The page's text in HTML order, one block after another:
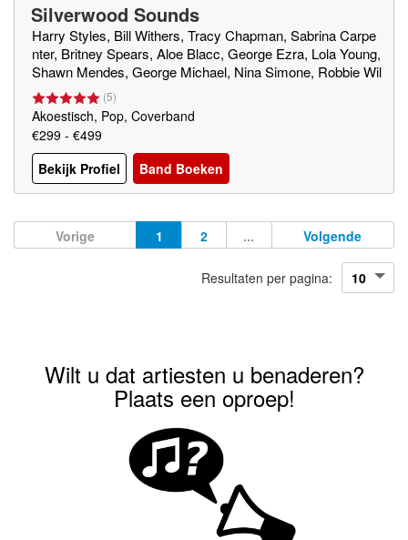
Silverwood Sounds
Harry Styles, Bill Withers, Tracy Chapman, Sabrina Carpe
nter, Britney Spears, Aloe Blacc, George Ezra, Lola Young,
Shawn Mendes, George Michael, Nina Simone, Robbie Wil
liams, Justin Timberlake, Katy Perry, Seal, OneRepublic, B
obby Hebb, Bruno Mars
(5)
Akoestisch, Pop, Coverband
€299 - €499
Bekijk Profiel
Band Boeken
Vorige 1 2 ... Volgende
Resultaten per pagina:
Wilt u dat artiesten u benaderen?
Plaats een oproep!